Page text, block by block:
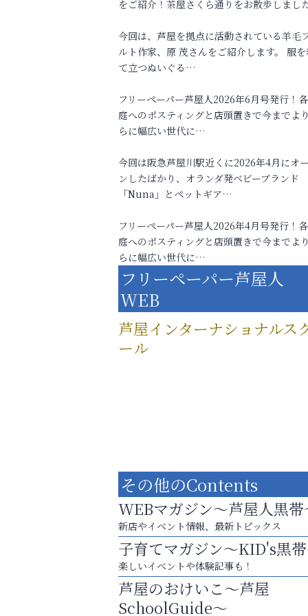
をご紹介！茶屋さくら通りをお散歩しまし
今回は、芦屋を拠点に活動されている羊毛
ルト作家、原 茂さんをご紹介します。 服を
て立つぬいぐる…
フリーペーパー芦屋人2026年6月号発行！
庭へのポスティングと店頭置きで今までよ
らに幅広い世代に…
今回は阪急芦屋川駅近くに2026年4月にオ
ンしたばかり、オランダ発ベビーブランド
「Nuna」とペットギア…
フリーペーパー芦屋人2026年4月号発行！
庭へのポスティングと店頭置きで今までよ
らに幅広い世代に…
フリーペーパー芦屋人
WEB
芦屋インターナショナルス
ール
英語で育つ、世界が広がる！
ラ・ミカ矯正歯科
その他のContents
WEBマガジン～芦屋人黒帯
新店やイベント情報、最新トピックス
子育てマガジン～KID's黒
楽しいイベントや体験記事も！
芦屋のおけいこ～芦屋
SchoolGuide～